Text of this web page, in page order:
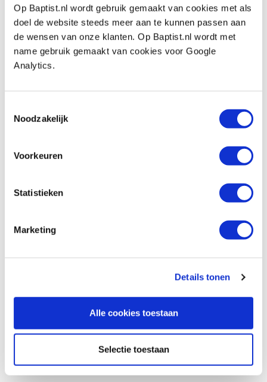
Op Baptist.nl wordt gebruik gemaakt van cookies met als
doel de website steeds meer aan te kunnen passen aan
de wensen van onze klanten. Op Baptist.nl wordt met
name gebruik gemaakt van cookies voor Google
Analytics.
Noodzakelijk
Voorkeuren
Statistieken
Marketing
Details tonen
Alle cookies toestaan
Selectie toestaan
Meubelscharnier 40 x 25 mm nikkel
Artikelnummer: 28674
Meubelscharnier 40 x 30 mm nikkel
Meubelscharnier 40 x 40 mm nikkel
€ 2,30 incl. btw
€ 1,90 excl. btw
Op voorraad
Vergelijken